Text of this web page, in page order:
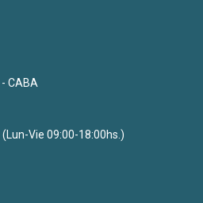
CABA
Vie 09:00-18:00hs.)